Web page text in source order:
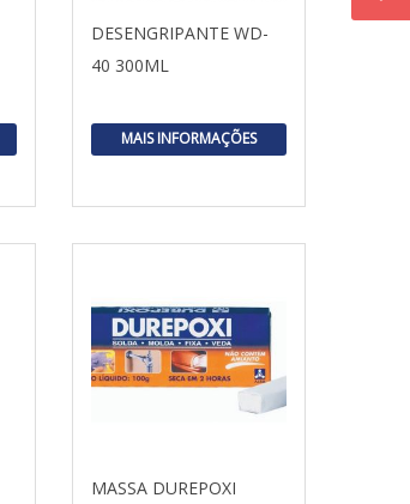
DESENGRIPANTE WD-
40 300ML
MAIS INFORMAÇÕES
MASSA DUREPOXI